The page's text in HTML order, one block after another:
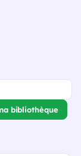
bibliothèque